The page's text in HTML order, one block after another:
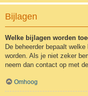
Bijlagen
Welke bijlagen worden
De beheerder bepaalt
worden. Als je niet zeker
neem dan contact op met
Omhoog